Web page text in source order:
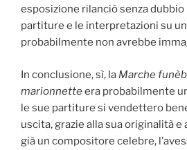
esposizione rilanciò senza
partiture e le interpretazioni su
probabilmente non avrebbe
In conclusione, sì, la Marche
marionnetteera probabilmente
le sue partiture si vendettero
uscita, grazie alla sua originalità e
già un compositore celebre,